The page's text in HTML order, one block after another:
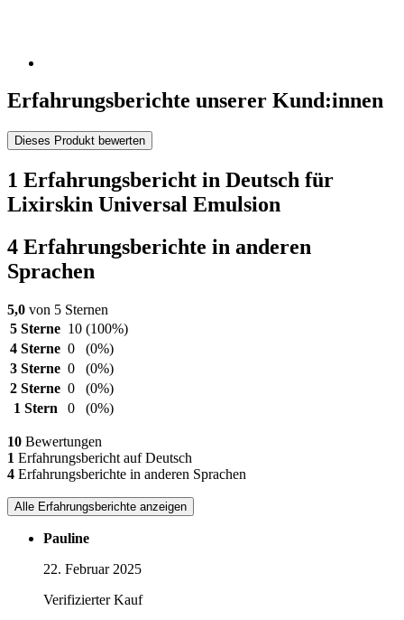
Erfahrungsberichte unserer Kund:innen
Dieses Produkt bewerten
1 Erfahrungsbericht in Deutsch für
Lixirskin Universal Emulsion
4 Erfahrungsberichte in anderen
Sprachen
5,0 von 5 Sternen
5 Sterne 10 (100%)
4 Sterne 0
(0%)
3 Sterne 0
(0%)
2 Sterne 0
(0%)
1 Stern
0 (0%)
10 Bewertungen
1 Erfahrungsbericht auf Deutsch
4 Erfahrungsberichte in anderen Sprachen
Alle Erfahrungsberichte anzeigen
Pauline
22. Februar 2025
Verifizierter Kauf